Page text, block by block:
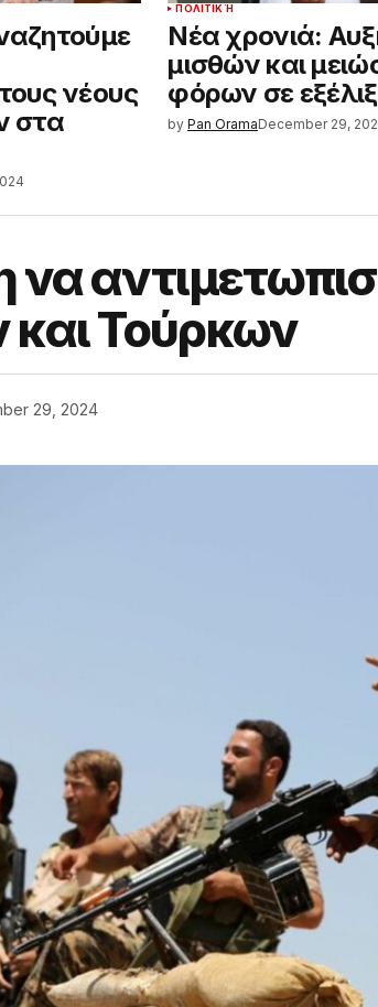
νέους
στα
ΠΟΛΙΤΙΚΉ
Νέα χρονιά:
μισθών και
φόρων σε
by Pan OramaDecember 29,
Τούρκων
29, 2024